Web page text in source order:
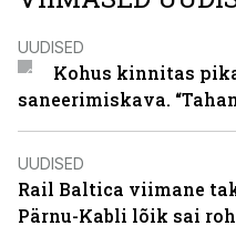
UUDISED
Kohus kinnitas
saneerimiskava.
UUDISED
Rail Baltica viimane
Pärnu-Kabli lõik sai